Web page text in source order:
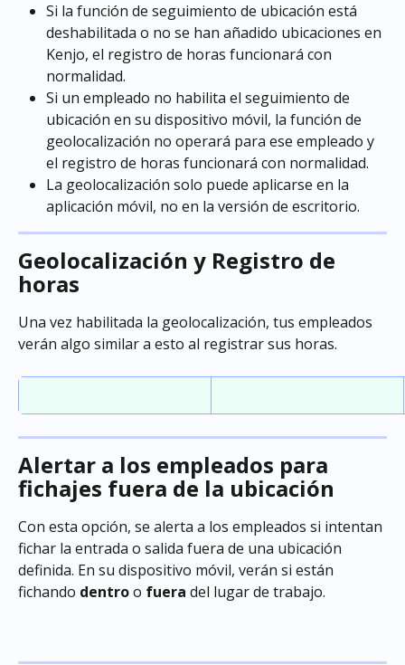
Si la función de seguimiento de ubicación está
deshabilitada o no se han añadido ubicaciones en
Kenjo, el registro de horas funcionará con
normalidad.
Si un empleado no habilita el seguimiento de
ubicación en su dispositivo móvil, la función de
geolocalización no operará para ese empleado y
el registro de horas funcionará con normalidad.
La geolocalización solo puede aplicarse en la
aplicación móvil, no en la versión de escritorio.
Geolocalización y Registro de
horas
Una vez habilitada la geolocalización, tus empleados
verán algo similar a esto al registrar sus horas.
Alertar a los empleados para
fichajes fuera de la ubicación
Con esta opción, se alerta a los empleados si intentan
fichar la entrada o salida fuera de una ubicación
definida. En su dispositivo móvil, verán si están
fichando dentro o fuera del lugar de trabajo.